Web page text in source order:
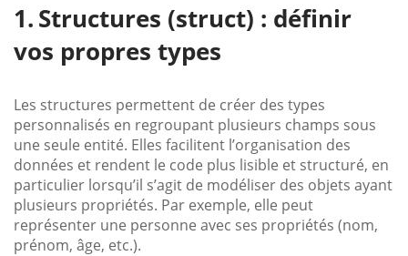
Structures (struct) : définir
vos propres types
Les structures permettent de créer des types
personnalisés en regroupant plusieurs champs sous
une seule entité. Elles facilitent l’organisation des
données et rendent le code plus lisible et structuré, en
particulier lorsqu’il s’agit de modéliser des objets ayant
plusieurs propriétés. Par exemple, elle peut
représenter une personne avec ses propriétés (nom,
prénom, âge, etc.).